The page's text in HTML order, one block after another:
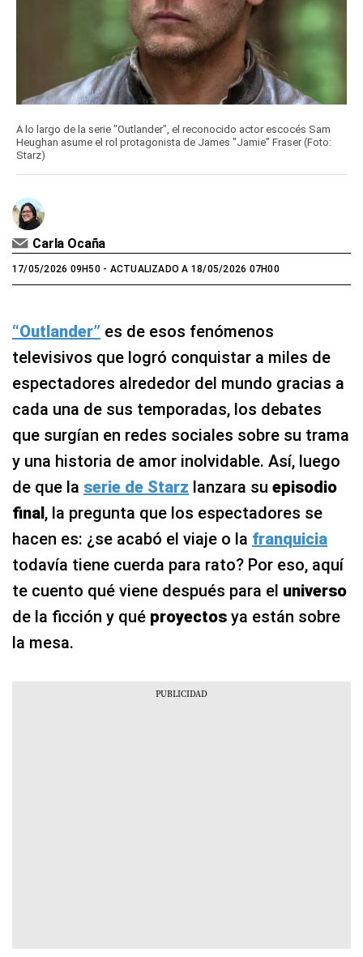
A lo largo de la serie "Outlander", el reconocido actor escocés Sam
Heughan asume el rol protagonista de James "Jamie" Fraser (Foto:
Starz)
Carla Ocaña
17/05/2026 09H50- ACTUALIZADO A 18/05/2026 07H00
“Outlander” es de esos fenómenos
televisivos que logró conquistar a miles de
espectadores alrededor del mundo gracias a
cada una de sus temporadas, los debates
que surgían en redes sociales sobre su trama
y una historia de amor inolvidable. Así, luego
de que la serie de Starz lanzara su episodio
final, la pregunta que los espectadores se
hacen es: ¿se acabó el viaje o la franquicia
todavía tiene cuerda para rato? Por eso, aquí
te cuento qué viene después para el universo
de la ficción y qué proyectos ya están sobre
la mesa.